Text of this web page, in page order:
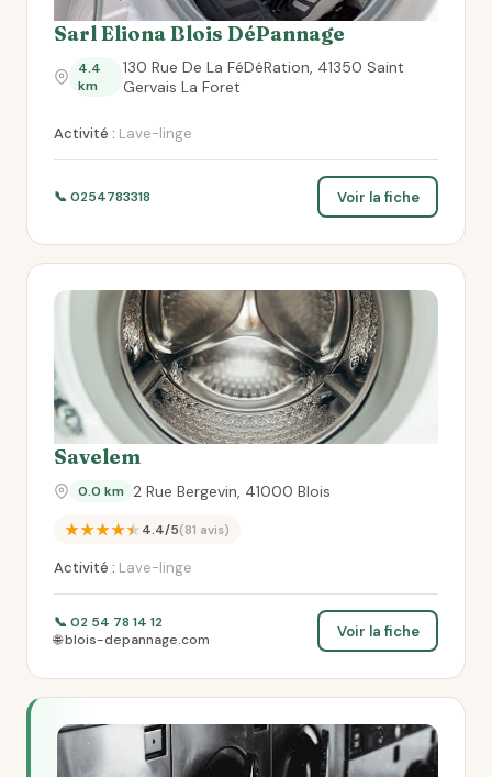
Sarl Eliona Blois DéPannage
4.4
km
130 Rue De La FéDéRation, 41350 Saint
Gervais La Foret
Activité : Lave-linge
📞 0254783318 Voir la fiche
Savelem
0.0 km 2 Rue Bergevin, 41000 Blois
★★★★★4.4/5(81 avis)
Activité : Lave-linge
📞 02 54 78 14 12
🌐 blois-depannage.com
Voir la fiche